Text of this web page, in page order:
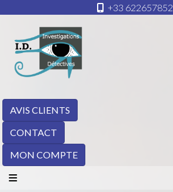
+33 622657852
AVIS CLIENTS
CONTACT
MON COMPTE